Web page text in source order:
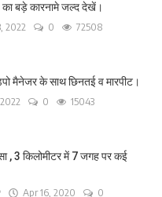
का बड़े कारनामे जल्द देखें।
2022 0 72508
मैनेजर के साथ छिनतई व मारपीट।
0 15043
, 3 किलोमीटर में 7 जगह पर कई
Apr 16, 2020
0